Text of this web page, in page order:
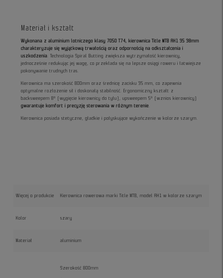
Materiał i kształt
Wykonana z aluminium lotniczego klasy 7050 T74, kierownica Title MTB AH1 35 38mm
charakteryzuje się wyjątkową trwałością oraz odpornością na odkształcenia i
uszkodzenia. Technologia Spiral Butting zwiększa wytrzymałość kierownicy,
jednocześnie redukując jej wagę, co przekłada się na lepsze osiągi roweru i łatwiejsze
pokonywanie trudnych tras.
Kierownica ma szerokość 800mm oraz średnicę zacisku 35 mm, co zapewnia
optymalne rozłożenie sił i doskonałą stabilność. Ergonomiczny kształt z
backsweepem 8° (wygięcie kierownicy do tyłu), upsweepem 5° (wznios kierownicy)
gwarantuje komfort i precyzję sterowania w różnym terenie.
Kierownica posiada stetyczne, gładkie i połyskujące wykończenie w kolorze szarym.
Więcej o produkcie Kierownica rowerowa marki Title MTB, model AH1 w kolorze szarym
Kolor szary
Materiał aluminium
Szerokość 800mm